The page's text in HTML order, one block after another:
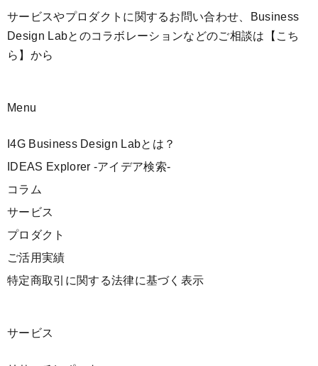
サービスやプロダクトに関するお問い合わせ、Business
Design Labとのコラボレーションなどのご相談は 【こち
ら】 から
Menu
I4G Business Design Labとは？
IDEAS Explorer -アイデア検索-
コラム
サービス
プロダクト
ご活用実績
特定商取引に関する法律に基づく表示
サービス